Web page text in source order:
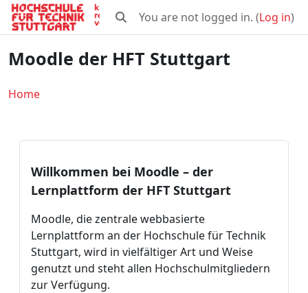
Skip to main content
Toggle search input
You are not logged in. (Log in)
Moodle der HFT Stuttgart
Home
Willkommen bei Moodle – der
Lernplattform der HFT Stuttgart
Moodle, die zentrale webbasierte
Lernplattform an der Hochschule für Technik
Stuttgart, wird in vielfältiger Art und Weise
genutzt und steht allen Hochschulmitgliedern
zur Verfügung.